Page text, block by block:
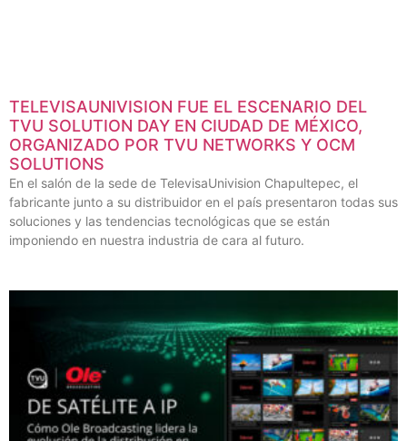
TELEVISAUNIVISION FUE EL ESCENARIO DEL
TVU SOLUTION DAY EN CIUDAD DE MÉXICO,
ORGANIZADO POR TVU NETWORKS Y OCM
SOLUTIONS
En el salón de la sede de TelevisaUnivision Chapultepec, el
fabricante junto a su distribuidor en el país presentaron todas sus
soluciones y las tendencias tecnológicas que se están
imponiendo en nuestra industria de cara al futuro.